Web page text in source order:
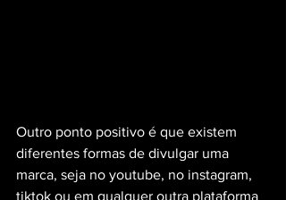
Outro ponto positivo é que existem
diferentes formas de divulgar uma
marca, seja no youtube, no instagram,
tiktok ou em qualquer outra plataforma